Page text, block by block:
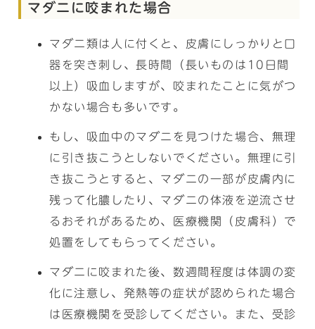
マダニに咬まれた場合
マダニ類は人に付くと、皮膚にしっかりと口
器を突き刺し、長時間（長いものは10日間
以上）吸血しますが、咬まれたことに気がつ
かない場合も多いです。
もし、吸血中のマダニを見つけた場合、無理
に引き抜こうとしないでください。無理に引
き抜こうとすると、マダニの一部が皮膚内に
残って化膿したり、マダニの体液を逆流させ
るおそれがあるため、医療機関（皮膚科）で
処置をしてもらってください。
マダニに咬まれた後、数週間程度は体調の変
化に注意し、発熱等の症状が認められた場合
は医療機関を受診してください。また、受診